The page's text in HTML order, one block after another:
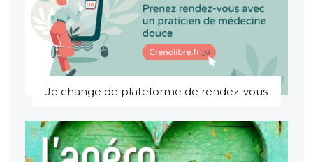
Je change de plateforme de rendez-vous